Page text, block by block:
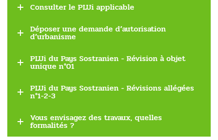
Consulter le PLUi applicable
Déposer une demande d’autorisation
d’urbanisme
PLUi du Pays Sostranien - Révision à objet
unique n°01
PLUi du Pays Sostranien - Révisions allégées
n°1-2-3
Vous envisagez des travaux, quelles
formalités ?